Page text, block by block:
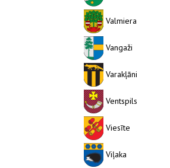
Valmiera
Vangaži
Varakļāni
Ventspils
Viesīte
Viļaka